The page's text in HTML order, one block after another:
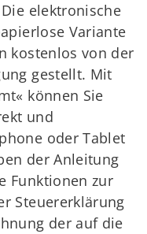
elektronische
Variante
kostenlos von der
gestellt. Mit
können Sie
und
oder Tablet
der Anleitung
Funktionen zur
Steuererklärung
der auf die